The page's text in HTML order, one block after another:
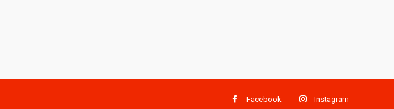
Facebook Instagram